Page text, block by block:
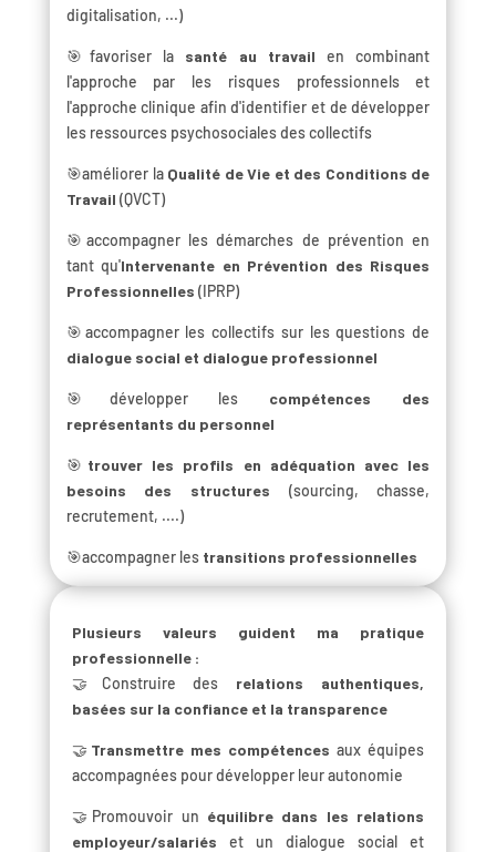
digitalisation, ...)
🎯favoriser la santé au travailen combinant
l'approche par les risques professionnels et
l'approche clinique afin d'identifier et de développer
les ressources psychosociales des collectifs
🎯améliorer la Qualité de Vie et des Conditions de
Travail (QVCT)
🎯accompagner les démarches de prévention en
tant qu'Intervenante en Prévention des Risques
Professionnelles (IPRP)
🎯accompagner les collectifs sur les questions de
dialogue social et dialogue professionnel
🎯développer les compétences des
représentants du personnel
🎯 trouver les profils en adéquation avec les
besoins des structures (sourcing, chasse,
recrutement, ....)
🎯accompagner les transitions professionnelles
Plusieurs valeurs guident ma pratique
professionnelle :
🤝Construire des relations authentiques,
basées sur la confiance et la transparence
🤝 Transmettre mes compétences aux équipes
accompagnées pour développer leur autonomie
🤝Promouvoir un équilibre dans les relations
employeur/salariés et un dialogue social et